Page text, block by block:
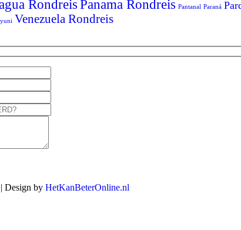
Rondreis Panama Rondreis Pantanal Paraná
Venezuela Rondreis
Design by HetKanBeterOnline.nl